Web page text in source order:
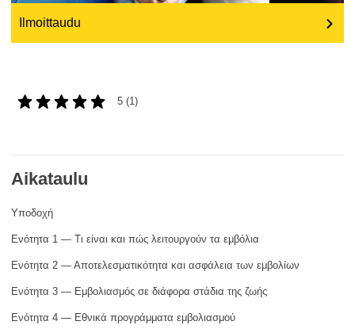
migration & integration
public sector leadership, innovation &
transport & infrastructure
Ilmoittaudu
5 (1)
Aikataulu
Υποδοχή
Ενότητα 1 — Τι είναι και πώς λειτουργούν τα εμβόλια
Ενότητα 2 — Αποτελεσματικότητα και ασφάλεια των εμβολίων
Ενότητα 3 — Εμβολιασμός σε διάφορα στάδια της ζωής
Ενότητα 4 — Εθνικά προγράμματα εμβολιασμού